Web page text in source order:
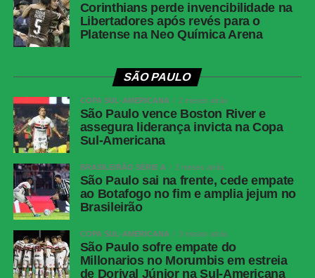
Corinthians perde invencibilidade na
Libertadores após revés para o
Platense na Neo Química Arena
SÃO PAULO
COPA SUL-AMERICANA 2 meses atrás
São Paulo vence Boston River e
assegura liderança invicta na Copa
Sul-Americana
BRASILEIRÃO SÉRIE A 2 meses atrás
São Paulo sai na frente, cede empate
ao Botafogo no fim e amplia jejum no
Brasileirão
COPA SUL-AMERICANA 3 meses atrás
São Paulo sofre empate do
Millonarios no Morumbis em estreia
de Dorival Júnior na Sul-Americana